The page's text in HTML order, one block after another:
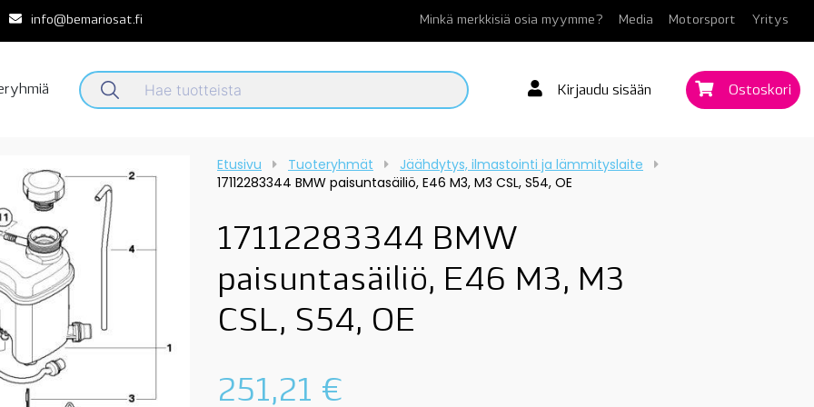
info@bemariosat.fi Minkä merkkisiä osia myymme? Media Motorsport Yritys
Kirjaudu sisään Ostoskori
Etusivu Tuoteryhmät
Jäähdytys, ilmastointi ja lämmityslaite
17112283344 BMW paisuntasäiliö, E46 M3, M3 CSL, S54, OE
17112283344 BMW
paisuntasäiliö, E46 M3, M3
CSL, S54, OE
251,21 €